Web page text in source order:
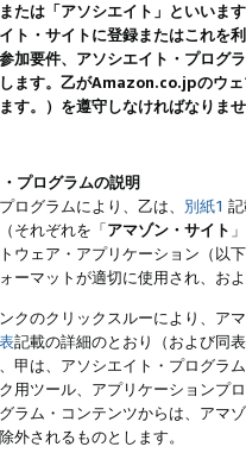
たは「アソシエイト」といいま
ト・サイトに登録またはこれを
加要件、アソシエイト・プログ
ます。乙がAmazon.co.jpのウ
す。）を遵守しなければなりま
プログラムの説明
ログラムにより、乙は、 別紙1
それぞれを「アマゾン・サイト
ウェア・アプリケーション（以
ーマットが適切に使用され、お
クのクリックスルーにより、ア
記載の詳細のとおり（および同
甲は、アソシエイト・プログラ
用ツール、アプリケーションプ
ラム・コンテンツからは、アマ
外されるものとします。